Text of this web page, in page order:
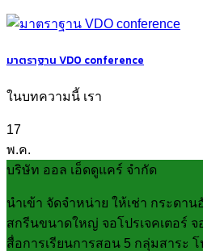
มาตราฐาน VDO conference
ในบทความนี้ เรา
17
พ.ค.
บริษัท ออล เอ็ดดูแคร์ จำกัด
นำเข้า จัดจำหน่าย ให้เช่า กระดา
สกรีนขนาดใหญ่ จอโปรเจคเตอร์ จ
สื่อการเรียนการสอน 5 กลุ่มสาระ